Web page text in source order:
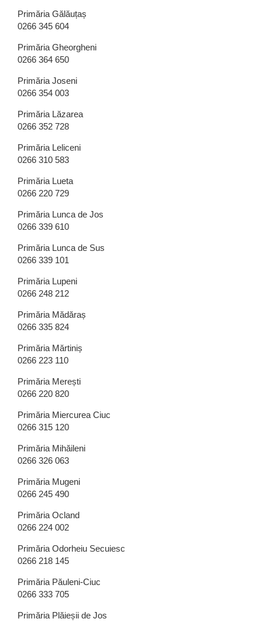
Primăria Gălăuțaș
0266 345 604
Primăria Gheorgheni
0266 364 650
Primăria Joseni
0266 354 003
Primăria Lăzarea
0266 352 728
Primăria Leliceni
0266 310 583
Primăria Lueta
0266 220 729
Primăria Lunca de Jos
0266 339 610
Primăria Lunca de Sus
0266 339 101
Primăria Lupeni
0266 248 212
Primăria Mădăraș
0266 335 824
Primăria Mărtiniș
0266 223 110
Primăria Merești
0266 220 820
Primăria Miercurea Ciuc
0266 315 120
Primăria Mihăileni
0266 326 063
Primăria Mugeni
0266 245 490
Primăria Ocland
0266 224 002
Primăria Odorheiu Secuiesc
0266 218 145
Primăria Păuleni-Ciuc
0266 333 705
Primăria Plăieșii de Jos